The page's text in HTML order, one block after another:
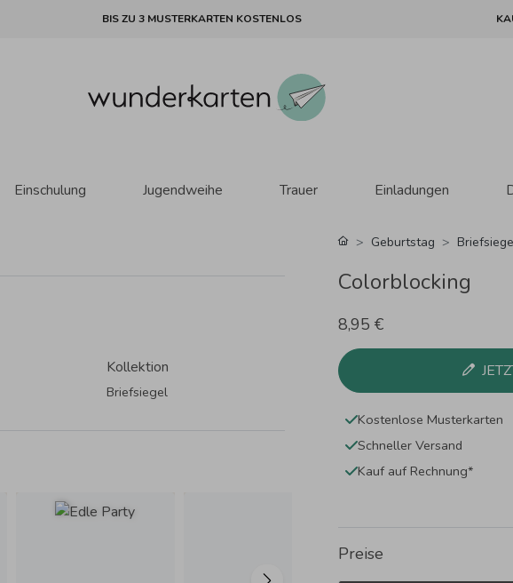
BIS ZU 3 MUSTERKARTEN KOSTENLOS
Einschulung Jugendweihe Trauer Einladungen
Kollektion
Briefsiegel
Geburtstag
Colorblocking
8,95 €
Kostenlose Musterkarten
Schneller Versand
Kauf auf Rechnung*
Preise